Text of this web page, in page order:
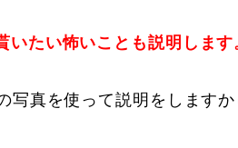
いたい怖いことも説明します
写真を使って説明をします